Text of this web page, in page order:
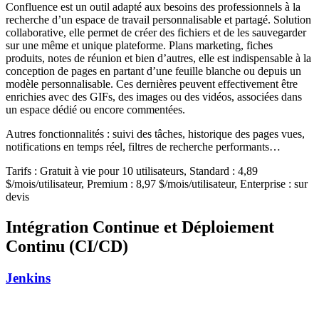
Confluence est un outil adapté aux besoins des professionnels à la
recherche d’un espace de travail personnalisable et partagé. Solution
collaborative, elle permet de créer des fichiers et de les sauvegarder
sur une même et unique plateforme. Plans marketing, fiches
produits, notes de réunion et bien d’autres, elle est indispensable à la
conception de pages en partant d’une feuille blanche ou depuis un
modèle personnalisable. Ces dernières peuvent effectivement être
enrichies avec des GIFs, des images ou des vidéos, associées dans
un espace dédié ou encore commentées.
Autres fonctionnalités : suivi des tâches, historique des pages vues,
notifications en temps réel, filtres de recherche performants…
Tarifs : Gratuit à vie pour 10 utilisateurs, Standard : 4,89
$/mois/utilisateur, Premium : 8,97 $/mois/utilisateur, Enterprise : sur
devis
Intégration Continue et Déploiement
Continu (CI/CD)
Jenkins